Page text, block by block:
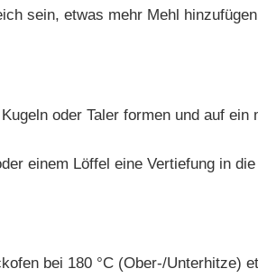
sein, etwas mehr Mehl
oder Taler formen und auf
einem Löffel eine Vertiefung in
bei 180 °C (Ober-/Unterhitze)